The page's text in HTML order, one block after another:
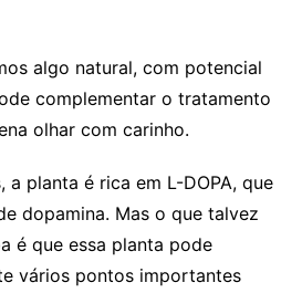
algo natural, com potencial
complementar o tratamento
olhar com carinho.
a planta é rica em L-DOPA, que
dopamina. Mas o que talvez
é que essa planta pode
vários pontos importantes